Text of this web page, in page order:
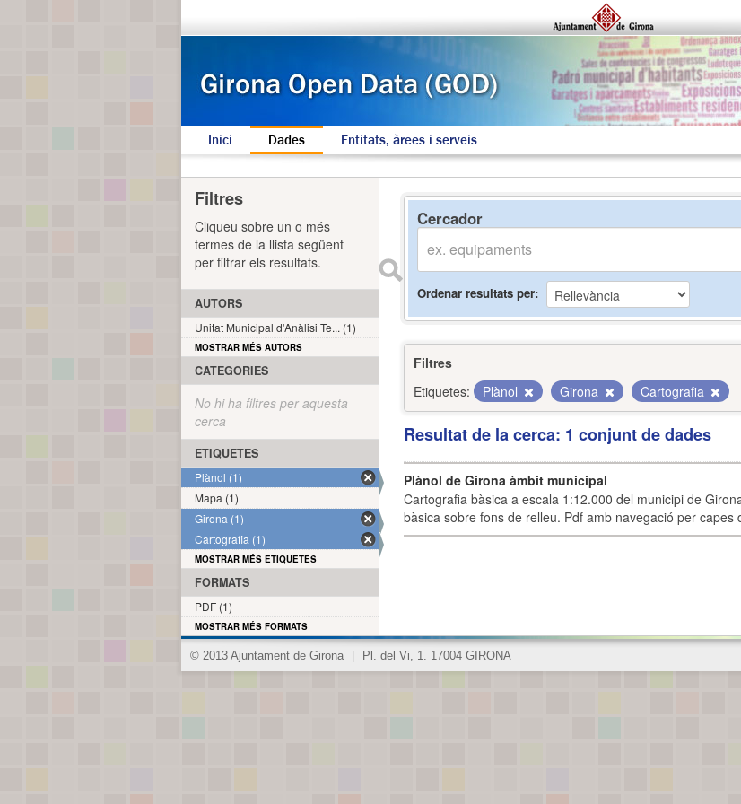
Inici Dades Entitats, àrees i serveis
Cercador
Ordenar resultats per
Filtres
Etiquetes:
Plànol Girona Cartografia
Resultat de la cerca: 1 conjunt de dades
Plànol de Girona àmbit municipal
Cartografia bàsica a escala 1:12.000 del municipi de
bàsica sobre fons de relleu. Pdf amb navegació per capes
Filtres
Cliqueu sobre un o més
termes de la llista següent
per filtrar els resultats.
AUTORS
Unitat Municipal d'Anàlisi Te... (1)
MOSTRAR MÉS AUTORS
CATEGORIES
No hi ha filtres per aquesta
cerca
ETIQUETES
Plànol (1)
Mapa (1)
Girona (1)
Cartografia (1)
MOSTRAR MÉS ETIQUETES
FORMATS
PDF (1)
MOSTRAR MÉS FORMATS
© 2013 Ajuntament de Girona Pl. del Vi, 1. 17004 GIRONA